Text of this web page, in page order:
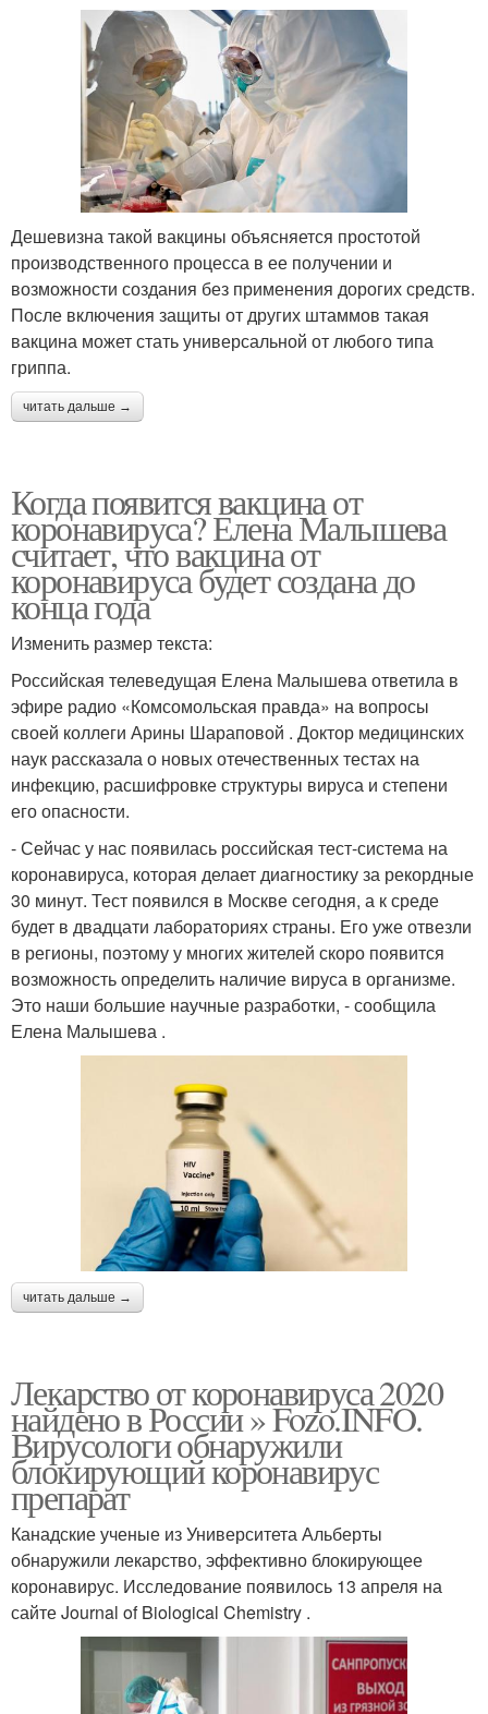
Дешевизна такой вакцины объясняется простотой
производственного процесса в ее получении и
возможности создания без применения дорогих средств.
После включения защиты от других штаммов такая
вакцина может стать универсальной от любого типа
гриппа.
читать дальше →
Когда появится вакцина от
коронавируса? Елена Малышева
считает, что вакцина от
коронавируса будет создана до
конца года
Изменить размер текста:
Российская телеведущая Елена Малышева ответила в
эфире радио «Комсомольская правда» на вопросы
своей коллеги Арины Шараповой . Доктор медицинских
наук рассказала о новых отечественных тестах на
инфекцию, расшифровке структуры вируса и степени
его опасности.
- Сейчас у нас появилась российская тест-система на
коронавируса, которая делает диагностику за рекордные
30 минут. Тест появился в Москве сегодня, а к среде
будет в двадцати лабораториях страны. Его уже отвезли
в регионы, поэтому у многих жителей скоро появится
возможность определить наличие вируса в организме.
Это наши большие научные разработки, - сообщила
Елена Малышева .
читать дальше →
Лекарство от коронавируса 2020
найдено в России » Fozo.INFO.
Вирусологи обнаружили
блокирующий коронавирус
препарат
Канадские ученые из Университета Альберты
обнаружили лекарство, эффективно блокирующее
коронавирус. Исследование появилось 13 апреля на
сайте Journal of Biological Chemistry .